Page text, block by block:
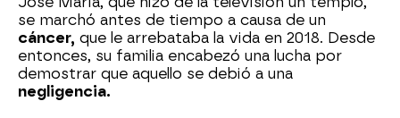
se marchó antes de tiempo a causa de un
cáncer, que le arrebataba la vida en 2018. Desde
entonces, su familia encabezó una lucha por
demostrar que aquello se debió a una
negligencia.